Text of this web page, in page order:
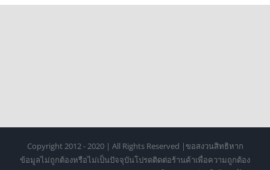
Copyright 2012 - 2020 | All Rights Reserved |ขอสงวนสิทธิหาก
ข้อมูลไม่ถูกต้องหรือไม่เป็นปัจจุบันโปรดติดต่อร้านค้าเพื่อความถูกต้อง